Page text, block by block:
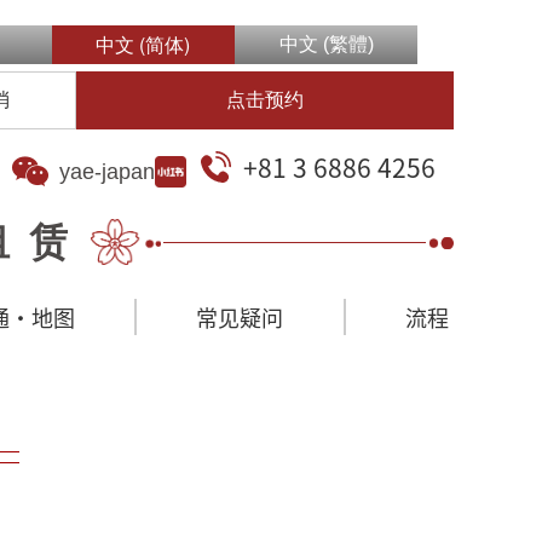
中文 (简体) 中文 (繁體)
点击预约
yae-japan +81 3 6886 4256
赁
·地图 常见疑问 流程